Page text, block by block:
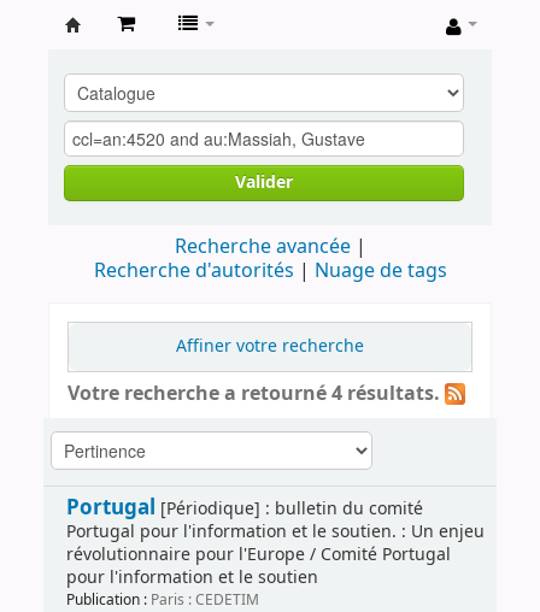
contestataires
Valider
Recherche avancée
Recherche d'autorités
Nuage de tags
Affiner votre recherche
Votre recherche a retourné 4 résultats.
Portugal [Périodique] : bulletin du comité
Portugal pour l'information et le soutien. : Un enjeu
révolutionnaire pour l'Europe / Comité Portugal
pour l'information et le soutien
Publication : Paris : CEDETIM